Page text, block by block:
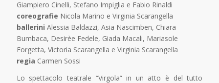
Giampiero Cinelli, Stefano Impiglia e Fabio Rinaldi
coreografie Nicola Marino e Virginia Scarangella
ballerini Alessia Baldazzi, Asia Nascimben, Chiara
Bumbaca, Desirèe Fedele, Giada Macali, Mariasole
Forgetta, Victoria Scarangella e Virginia Scarangella
regia Carmen Sossi
Lo spettacolo teatrale “Virgola” in un atto è del tutto